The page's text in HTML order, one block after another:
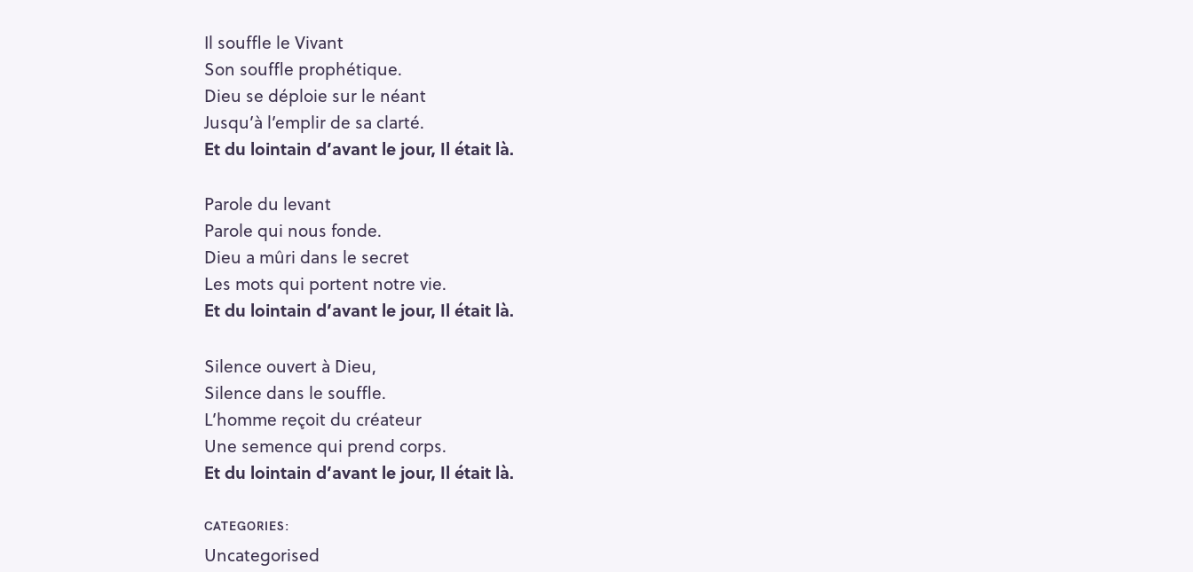
Il souffle le Vivant
Son souffle prophétique.
Dieu se déploie sur le néant
Jusqu’à l’emplir de sa clarté.
Et du lointain d’avant le jour, Il était là.
Parole du levant
Parole qui nous fonde.
Dieu a mûri dans le secret
Les mots qui portent notre vie.
Et du lointain d’avant le jour, Il était là.
Silence ouvert à Dieu,
Silence dans le souffle.
L’homme reçoit du créateur
Une semence qui prend corps.
Et du lointain d’avant le jour, Il était là.
CATEGORIES
Uncategorised